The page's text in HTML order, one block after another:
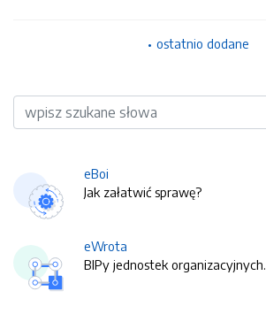
ostatnio dodane
Wyszukiwarka
eBoi
Jak załatwić sprawę?
eWrota
BIPy jednostek organizacyjnych.